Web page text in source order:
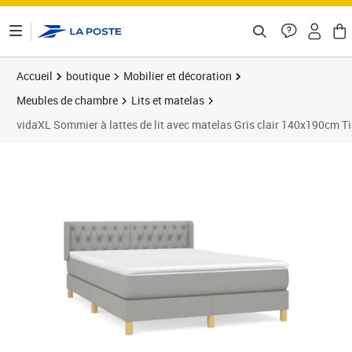
Accueil boutique
Mobilier et décoration
Meubles de chambre
Lits et matelas
vidaXL Sommier à lattes de lit avec matelas Gris clair 140x190cm